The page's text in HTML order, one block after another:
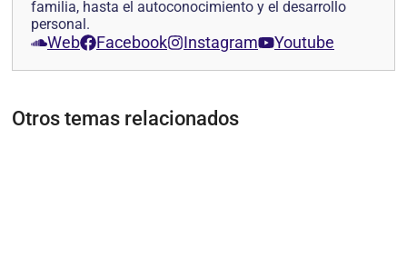
familia, hasta el autoconocimiento y el desarrollo
personal.
Web Facebook Instagram Youtube
Otros temas relacionados